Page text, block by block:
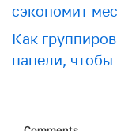
сэкономит
Как
панели, чтобы